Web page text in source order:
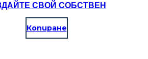
СВОЙ СОБСТВЕН
Копиране